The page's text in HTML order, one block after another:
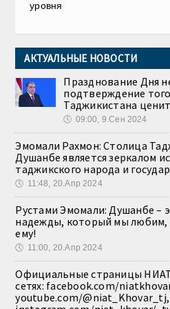
уровня
АКТУАЛЬНЫЕ НОВОСТИ
Празднование Дня
подтверждение
Таджикистана
🕔 09:00, 9.Сен 2024
Эмомали Рахмон: Столица
Душанбе является зеркалом
таджикского народа и
🕔 11:48, 20.Апр 2024
Рустами Эмомали: Душанбе –
надежды, который мы любим,
ему!
🕔 11:00, 20.Апр 2024
Официальные страницы
сетях: facebook.com/
youtube.com/@niat_Khovar_tj,